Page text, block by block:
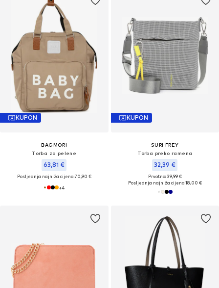
KUPON
BAGMORI
Torba za pelene
63,81 €
Posljednja najniža cijena:70,90 €
+4
KUPON
SURI FREY
Torba preko ramena
32,39 €
Prvotno: 39,99 €
Posljednja najniža cijena:18,00 €